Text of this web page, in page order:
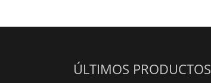
ÚLTIMOS PRODUCTOS